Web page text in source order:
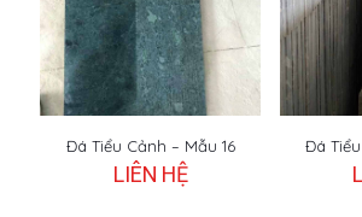
Đá Tiểu Cảnh – Mẫu 16
LIÊN HỆ
Đá